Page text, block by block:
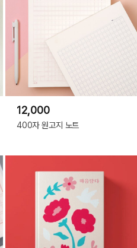
12,000
400자 원고지 노트